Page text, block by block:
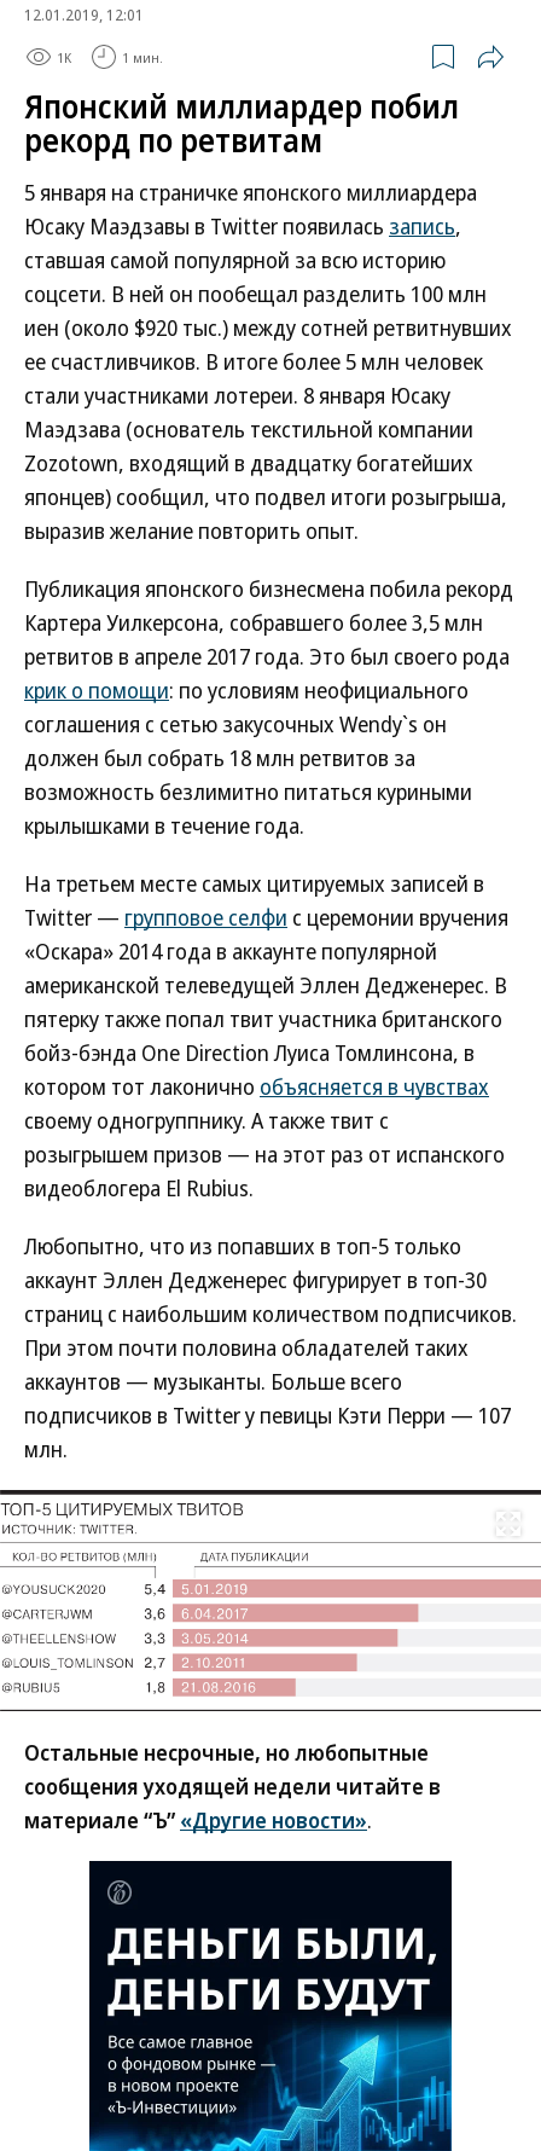
12.01.2019, 12:01
1K 1 мин.
Японский миллиардер побил
рекорд по ретвитам
5 января на страничке японского миллиардера
Юсаку Маэдзавы в Twitter появилась запись,
ставшая самой популярной за всю историю
соцсети. В ней он пообещал разделить 100 млн
иен (около $920 тыс.) между сотней ретвитнувших
ее счастливчиков. В итоге более 5 млн человек
стали участниками лотереи. 8 января Юсаку
Маэдзава (основатель текстильной компании
Zozotown, входящий в двадцатку богатейших
японцев) сообщил, что подвел итоги розыгрыша,
выразив желание повторить опыт.
Публикация японского бизнесмена побила рекорд
Картера Уилкерсона, собравшего более 3,5 млн
ретвитов в апреле 2017 года. Это был своего рода
крик о помощи: по условиям неофициального
соглашения с сетью закусочных Wendy`s он
должен был собрать 18 млн ретвитов за
возможность безлимитно питаться куриными
крылышками в течение года.
На третьем месте самых цитируемых записей в
Twitter — групповое селфи с церемонии вручения
«Оскара» 2014 года в аккаунте популярной
американской телеведущей Эллен Дедженерес. В
пятерку также попал твит участника британского
бойз-бэнда One Direction Луиса Томлинсона, в
котором тот лаконично объясняется в чувствах
своему одногруппнику. А также твит с
розыгрышем призов — на этот раз от испанского
видеоблогера El Rubius.
Любопытно, что из попавших в топ-5 только
аккаунт Эллен Дедженерес фигурирует в топ-30
страниц с наибольшим количеством подписчиков.
При этом почти половина обладателей таких
аккаунтов — музыканты. Больше всего
подписчиков в Twitter у певицы Кэти Перри — 107
млн.
Развернуть
Остальные несрочные, но любопытные
сообщения уходящей недели читайте в
материале “Ъ” «Другие новости».